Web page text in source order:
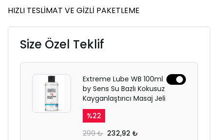
HIZLI TESLİMAT VE GİZLİ PAKETLEME
Size Özel Teklif
Extreme Lube WB 100ml
by Sens Su Bazlı Kokusuz
Kayganlaştırıcı Masaj Jeli
%22
299 ₺ 232,92 ₺